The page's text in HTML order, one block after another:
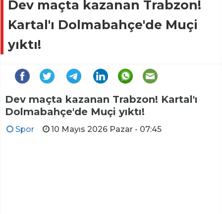
Dev maçta kazanan Trabzon!
Kartal'ı Dolmabahçe'de Muçi
yıktı!
Dev maçta kazanan Trabzon! Kartal'ı
Dolmabahçe'de Muçi yıktı!
Spor 10 Mayıs 2026 Pazar - 07:45